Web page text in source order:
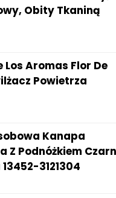
Obity Tkaniną
Los Aromas Flor De
Powietrza
Kanapa
Z Podnóżkiem
3121304